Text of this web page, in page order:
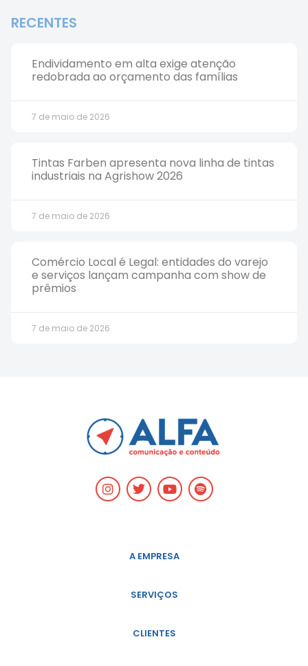
RECENTES
Endividamento em alta exige atenção
redobrada ao orçamento das famílias
7 de maio de 2026
Tintas Farben apresenta nova linha de tintas
industriais na Agrishow 2026
7 de maio de 2026
Comércio Local é Legal: entidades do varejo
e serviços lançam campanha com show de
prêmios
7 de maio de 2026
A EMPRESA
SERVIÇOS
CLIENTES